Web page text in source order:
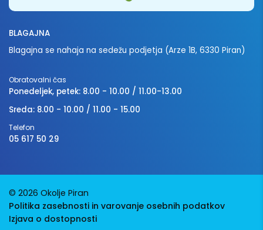
BLAGAJNA
Blagajna se nahaja na sedežu podjetja (Arze 1B, 6330 Piran)
Obratovalni čas
Ponedeljek, petek: 8.00 - 10.00 / 11.00-13.00
Sreda: 8.00 - 10.00 / 11.00 - 15.00
Telefon
05 617 50 29
© 2026 Okolje Piran
Politika zasebnosti in varovanje osebnih podatkov
Izjava o dostopnosti